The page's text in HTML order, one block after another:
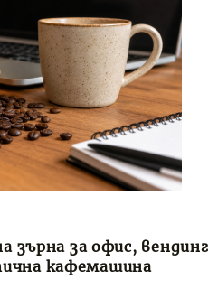
зърна за офис, вендинг
кафемашина